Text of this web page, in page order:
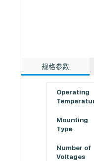
规格参数
Operating
Mounting
Type
Number of
Voltages